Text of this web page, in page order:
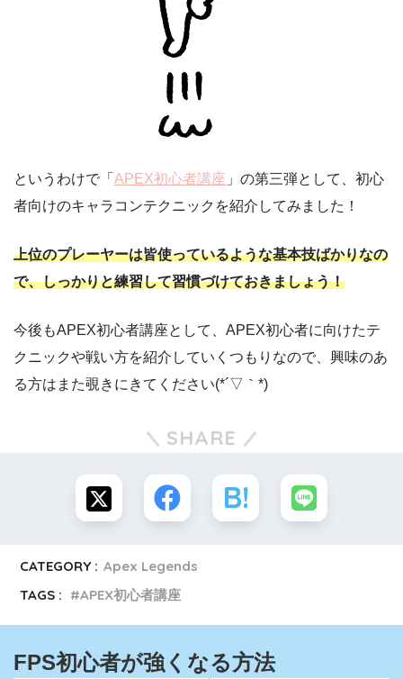
というわけで「 APEX初心者講座 」の第三弾として、初心
者向けのキャラコンテクニックを紹介してみました！
上位のプレーヤーは皆使っているような基本技ばかりなの
で、しっかりと練習して習慣づけておきましょう！
今後もAPEX初心者講座として、APEX初心者に向けたテ
クニックや戦い方を紹介していくつもりなので、興味のあ
る方はまた覗きにきてください(*´▽｀*)
SHARE
CATEGORY : Apex Legends
TAGS :
APEX初心者講座
FPS初心者が強くなる方法